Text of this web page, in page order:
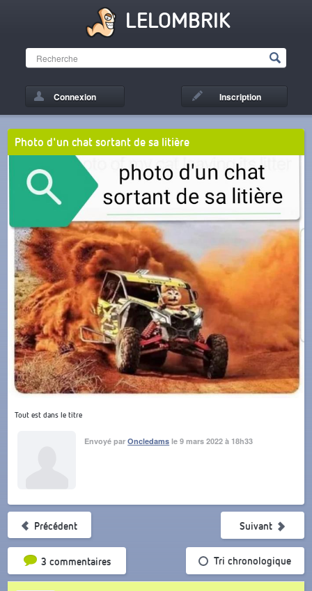
LELOMBRIK
Connexion Inscription
Photo d'un chat sortant de sa litière
Tout est dans le titre
Envoyé parOncledams le 9 mars 2022 à 18h33
Précédent
3 commentairesTri par popularité Tri chronologique
Suivant